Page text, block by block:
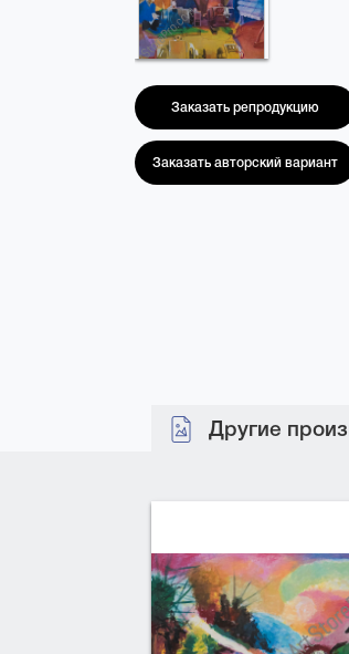
Заказать репродукцию
Заказать авторский вариант
Другие